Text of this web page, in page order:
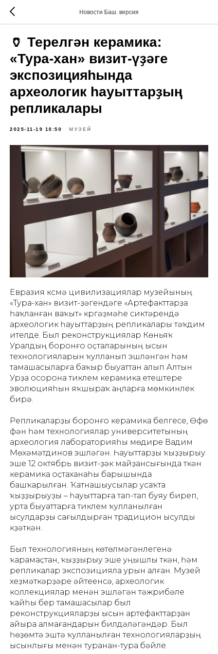
Новости Баш. версия
🏺 Терелгән керамика:
«Тура-хан» визит-үҙәге
экспозицияһында
археологик һауыттарҙың
репликалары
2025-11-19 10:50 МУЗЕЙ
Евразия күсмә цивилизациялар музейының
«Тура-хан» визит-үҙәгендәге «Артефакттарҙа
һаҡланған ваҡыт» күргәҙмәһе сиктәрендә
археологик һауыттарҙың репликалары тәҡдим
ителде. Был реконструкциялар Көньяҡ
Уралдың боронғо оҫталарының ысын
технологияларын ҡулланып эшләнгән һәм
тамашасыларға баҡыр быуаттан алып Алтын
Урҙа осорона тиклем керамика етештереү
эволюцияһын яҡшыраҡ аңларға мөмкинлек
бирә.
Репликаларҙы боронғо керамика белгесе, Өфө
фән һәм технологиялар университетының
археология лабораторияһы мөдире Вадим
Мөхәмәтдинов эшләгән. Һауыттарҙы ҡыҙҙырыу
эше 12 октябрь визит-үҙәк майҙансығында үткән
керамика оҫтаханаһы барышында
башҡарылған. Ҡатнашыусылар усаҡта
ҡыҙҙырыуҙы – һауыттарға тап-тап буяу биреп,
урта быуаттарға тиклем ҡулланылған
ысулдарҙы сағылдырған традицион ысулды
күҙәткән.
Был технологияның көтөлмәгәнлегенә
ҡарамаҫтан, ҡыҙҙырыу эше уңышлы үткән, һәм
репликалар экспозицияла урын алған. Музей
хеҙмәткәрҙәре әйтеүенсә, археологик
коллекциялар менән эшләгән тәжрибәле
ҡайһы бер тамашасылар был
реконструкцияларҙы ысын артефакттарҙан
айыра алмағандарын билдәләгәндәр. Был
һөҙөмтә эштә ҡулланылған технологияларҙың
ысынлығы менән туранан-тура бәйле.